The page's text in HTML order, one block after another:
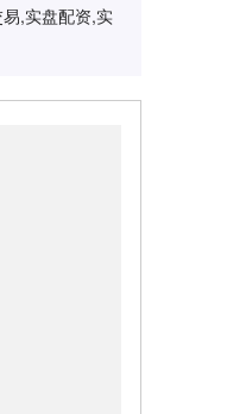
,实盘配资,实